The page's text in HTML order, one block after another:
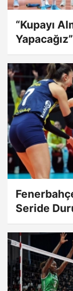
“Kupayı
Yapacağız”
Seride